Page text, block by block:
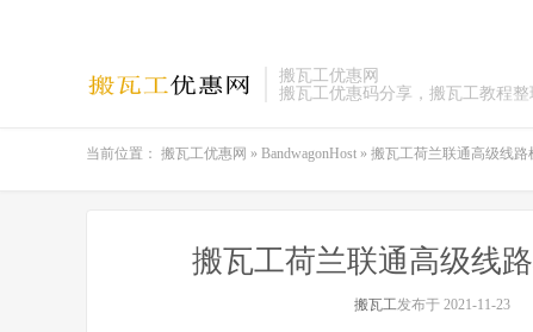
搬瓦工优惠网
搬瓦工优惠码分享，搬瓦工教程整
当前位置： 搬瓦工优惠网 » BandwagonHost » 搬瓦工荷兰联通高级线
搬瓦工荷兰联通高级线
搬瓦工发布于 2021-11-23